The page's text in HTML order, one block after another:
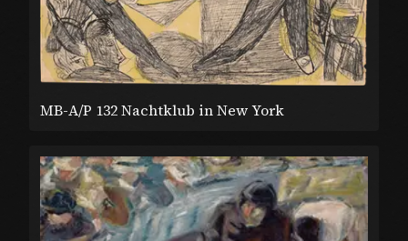
MB-A/P 132 Nachtklub in New York